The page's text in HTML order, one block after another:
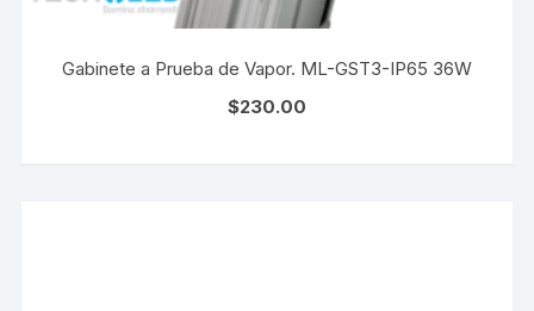
Gabinete a Prueba de Vapor. ML-GST3-IP65 36W
$230.00